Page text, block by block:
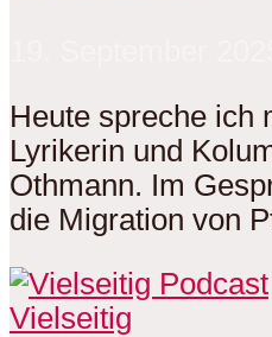
Heute spreche ich
Lyrikerin und
Othmann. Im
die Migration von
Vielseitig